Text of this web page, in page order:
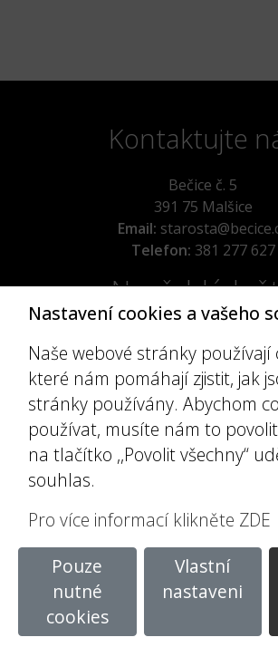
Kontaktujte
Bečice č. 5
391 75 Malšice
Email:
Telefon: 381 277 627
Místní poplatky
Povinné informace
Prohlášení o
Užitečné
Úřední deska
Povinné informace
Místní poplatky
www stránky vytvořil eclair
Nastavení cookies a vašeho
Naše webové stránky používají
které nám pomáhají zjistit, jak
stránky používány. Abychom
používat, musíte nám to
na tlačítko ,,Povolit všechny“
souhlas.
Pro více informací klikněte ZDE
Pouze
nutné
cookies
Vlastní
nastaveni